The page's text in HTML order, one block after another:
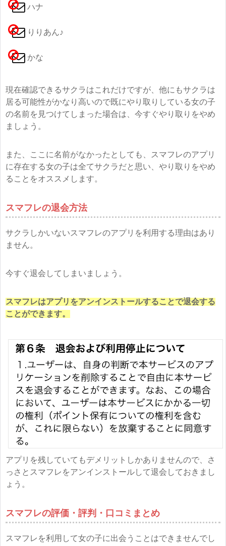
ハナ
りりあん♪
かな
現在確認できるサクラはこれだけですが、他にもサクラは
居る可能性がかなり高いので既にやり取りしている女の子
の名前を見つけてしまった場合は、今すぐやり取りをやめ
ましょう。
また、ここに名前がなかったとしても、スマフレのアプリ
に存在する女の子は全てサクラだと思い、やり取りをやめ
ることをオススメします。
スマフレの退会方法
サクラしかいないスマフレのアプリを利用する理由はあり
ません。
今すぐ退会してしまいましょう。
スマフレはアプリをアンインストールすることで退会する
ことができます。
アプリを残していてもデメリットしかありませんので、さ
っさとスマフレをアンインストールして退会しておきまし
ょう。
スマフレの評価・評判・口コミまとめ
スマフレを利用して女の子に出会うことはできませんでし